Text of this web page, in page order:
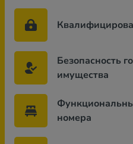
Безопасность
имущества
номера